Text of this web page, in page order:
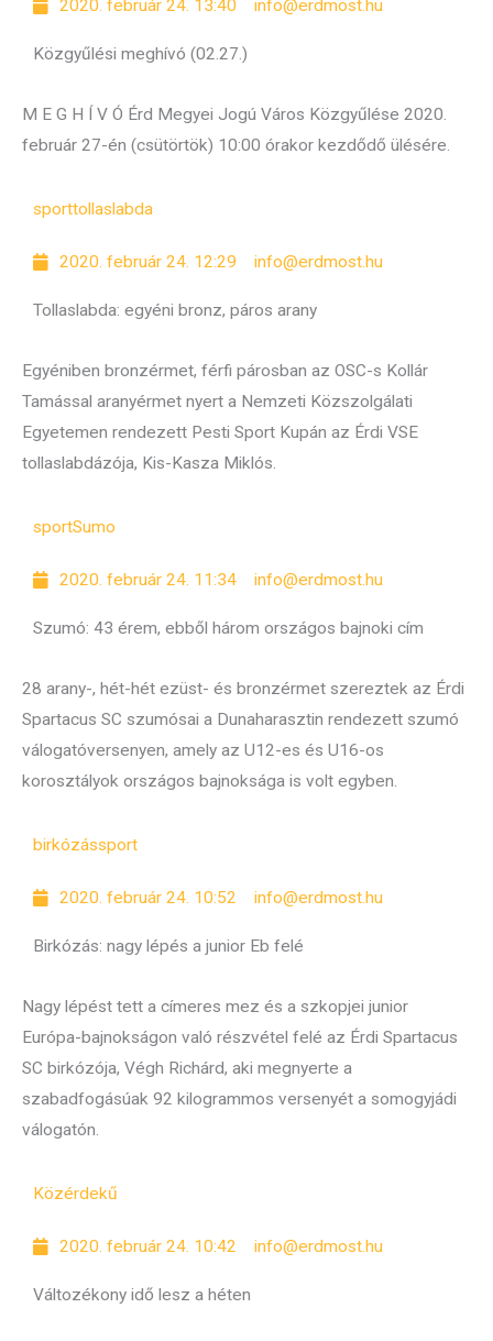
2020. február 24. 13:40 info@erdmost.hu
Közgyűlési meghívó (02.27.)
M E G H Í V Ó Érd Megyei Jogú Város Közgyűlése 2020.
február 27-én (csütörtök) 10:00 órakor kezdődő ülésére.
sporttollaslabda
2020. február 24. 12:29 info@erdmost.hu
Tollaslabda: egyéni bronz, páros arany
Egyéniben bronzérmet, férfi párosban az OSC-s Kollár
Tamással aranyérmet nyert a Nemzeti Közszolgálati
Egyetemen rendezett Pesti Sport Kupán az Érdi VSE
tollaslabdázója, Kis-Kasza Miklós.
sportSumo
2020. február 24. 11:34 info@erdmost.hu
Szumó: 43 érem, ebből három országos bajnoki cím
28 arany-, hét-hét ezüst- és bronzérmet szereztek az Érdi
Spartacus SC szumósai a Dunaharasztin rendezett szumó
válogatóversenyen, amely az U12-es és U16-os
korosztályok országos bajnoksága is volt egyben.
birkózássport
2020. február 24. 10:52 info@erdmost.hu
Birkózás: nagy lépés a junior Eb felé
Nagy lépést tett a címeres mez és a szkopjei junior
Európa-bajnokságon való részvétel felé az Érdi Spartacus
SC birkózója, Végh Richárd, aki megnyerte a
szabadfogásúak 92 kilogrammos versenyét a somogyjádi
válogatón.
Közérdekű
2020. február 24. 10:42 info@erdmost.hu
Változékony idő lesz a héten